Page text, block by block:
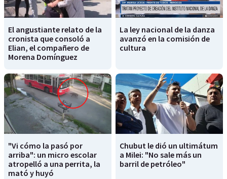
El angustiante relato de la
cronista que consoló a
Elian, el compañero de
Morena Domínguez
La ley nacional de la danza
avanzó en la comisión de
cultura
"Vi cómo la pasó por
arriba": un micro escolar
atropelló a una perrita, la
mató y huyó
Chubut le dió un ultimátum
a Milei: "No sale más un
barril de petróleo"